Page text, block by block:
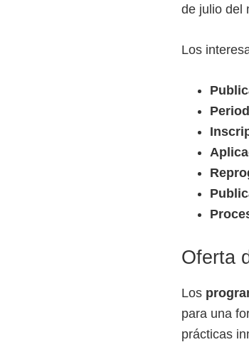
de julio del
Los
Oferta
Los
para una
prácticas